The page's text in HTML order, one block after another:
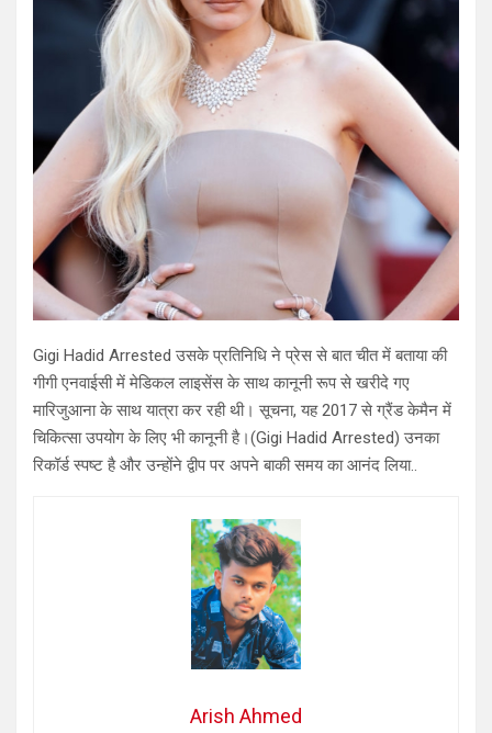
Gigi Hadid Arrested उसके प्रतिनिधि ने प्रेस से बात चीत में बताया की
गीगी एनवाईसी में मेडिकल लाइसेंस के साथ कानूनी रूप से खरीदे गए
मारिजुआना के साथ यात्रा कर रही थी। सूचना, यह 2017 से ग्रैंड केमैन में
चिकित्सा उपयोग के लिए भी कानूनी है।(Gigi Hadid Arrested) उनका
रिकॉर्ड स्पष्ट है और उन्होंने द्वीप पर अपने बाकी समय का आनंद लिया..
Arish Ahmed